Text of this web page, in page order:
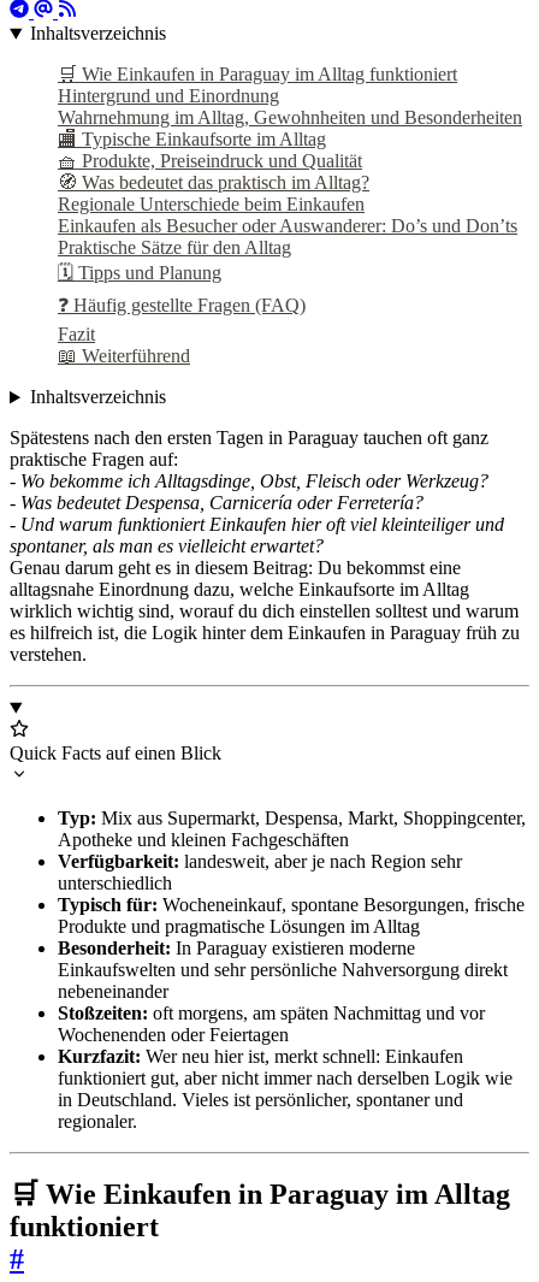
Inhaltsverzeichnis
🛒 Wie Einkaufen in Paraguay im Alltag funktioniert
Hintergrund und Einordnung
Wahrnehmung im Alltag, Gewohnheiten und Besonderheiten
🏬 Typische Einkaufsorte im Alltag
🧺 Produkte, Preiseindruck und Qualität
🧭 Was bedeutet das praktisch im Alltag?
Regionale Unterschiede beim Einkaufen
Einkaufen als Besucher oder Auswanderer: Do’s und Don’ts
Praktische Sätze für den Alltag
🗓️ Tipps und Planung
❓ Häufig gestellte Fragen (FAQ)
Fazit
📖 Weiterführend
Inhaltsverzeichnis
Spätestens nach den ersten Tagen in Paraguay tauchen oft ganz
praktische Fragen auf:
- Wo bekomme ich Alltagsdinge, Obst, Fleisch oder Werkzeug?
- Was bedeutet Despensa, Carnicería oder Ferretería?
- Und warum funktioniert Einkaufen hier oft viel kleinteiliger und
spontaner, als man es vielleicht erwartet?
Genau darum geht es in diesem Beitrag: Du bekommst eine
alltagsnahe Einordnung dazu, welche Einkaufsorte im Alltag
wirklich wichtig sind, worauf du dich einstellen solltest und warum
es hilfreich ist, die Logik hinter dem Einkaufen in Paraguay früh zu
verstehen.
Quick Facts auf einen Blick
Typ: Mix aus Supermarkt, Despensa, Markt, Shoppingcenter,
Apotheke und kleinen Fachgeschäften
Verfügbarkeit: landesweit, aber je nach Region sehr
unterschiedlich
Typisch für: Wocheneinkauf, spontane Besorgungen, frische
Produkte und pragmatische Lösungen im Alltag
Besonderheit: In Paraguay existieren moderne
Einkaufswelten und sehr persönliche Nahversorgung direkt
nebeneinander
Stoßzeiten: oft morgens, am späten Nachmittag und vor
Wochenenden oder Feiertagen
Kurzfazit: Wer neu hier ist, merkt schnell: Einkaufen
funktioniert gut, aber nicht immer nach derselben Logik wie
in Deutschland. Vieles ist persönlicher, spontaner und
regionaler.
🛒 Wie Einkaufen in Paraguay im Alltag
funktioniert
#